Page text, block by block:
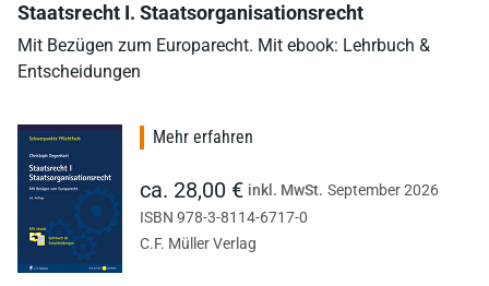
Staatsrecht I. Staatsorganisationsrecht
Mit Bezügen zum Europarecht. Mit ebook: Lehrbuch &
Entscheidungen
Mehr erfahren
ca. 28,00 € inkl. MwSt. September 2026
ISBN 978-3-8114-6717-0
C.F. Müller Verlag